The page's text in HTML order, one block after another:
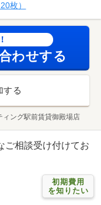
枚）
わせする
する
ィング駅前賃貸御殿場店
相談受け付けてお
初期費用
を知りたい